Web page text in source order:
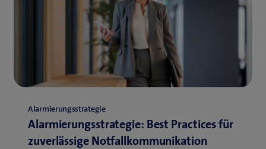
Alarmierungsstrategie
Alarmierungsstrategie: Best Practices für
zuverlässige Notfallkommunikation